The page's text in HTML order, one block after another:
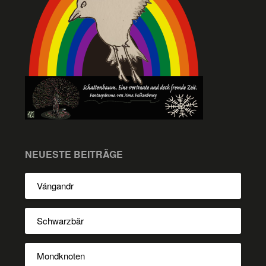
NEUESTE BEITRÄGE
Vángandr
Schwarzbär
Mondknoten